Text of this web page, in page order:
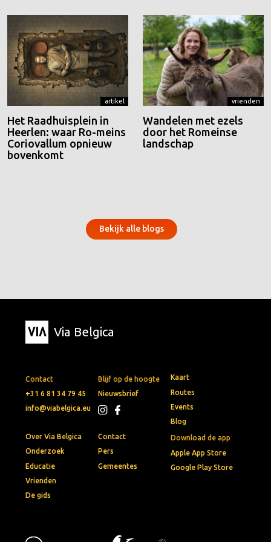
artikel
Het Raadhuisplein in
Heerlen: waar Ro-meins
Coriovallum opnieuw
bovenkomt
vrienden
Wandelen met ezels
door het Romeinse
landschap
Bekijk alle blogs
Via Belgica
Contact
+31 6 81 34 79 45
info@viabelgica.eu
Blijf op de hoogte
Nieuwsbrief
Download de app
Apple App Store
Google Play Store
Kaart
Routes
Events
Blog
Over Via Belgica
Onderzoek
Educatie
Vrienden
De gids
Contact
Pers
Gemeentes